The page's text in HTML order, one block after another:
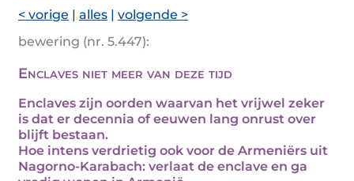
< vorige | alles | volgende >
bewering (nr. 5.447):
Enclaves niet meer van deze tijd
Enclaves zijn oorden waarvan het vrijwel zeker
is dat er decennia of eeuwen lang onrust over
blijft bestaan.
Hoe intens verdrietig ook voor de Armeniërs uit
Nagorno-Karabach: verlaat de enclave en ga